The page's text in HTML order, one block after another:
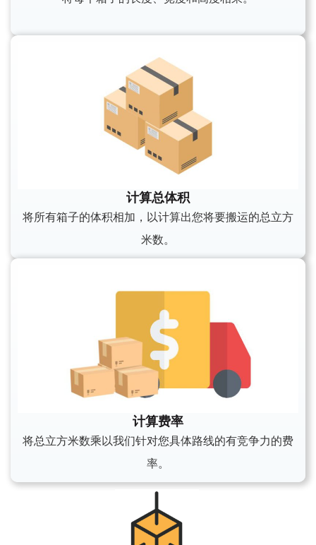
计算总体积
将所有箱子的体积相加，以计算出您将要搬运的总立方
米数。
计算费率
将总立方米数乘以我们针对您具体路线的有竞争力的费
率。